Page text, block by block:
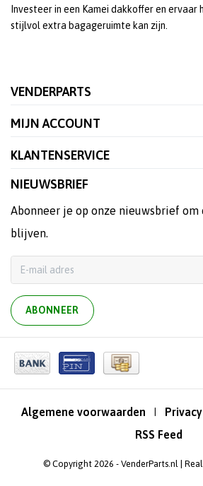
Investeer in een Kamei dakkoffer en ervaar
stijlvol extra bagageruimte kan zijn.
VENDERPARTS
MIJN ACCOUNT
KLANTENSERVICE
NIEUWSBRIEF
Abonneer je op onze nieuwsbrief om
blijven.
ABONNEER
Algemene voorwaarden
RSS Feed
© Copyright 2026 - VenderParts.nl |